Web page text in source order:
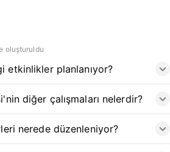
oluşturuldu
etkinlikler planlanıyor?
diğer çalışmaları nelerdir?
nerede düzenleniyor?